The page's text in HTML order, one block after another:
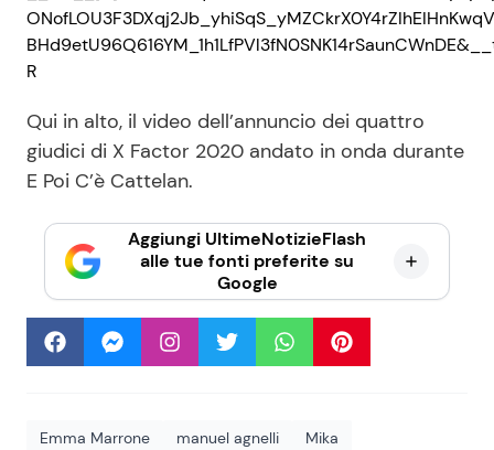
R
Qui in alto, il video dell’annuncio dei quattro
giudici di X Factor 2020 andato in onda durante
E Poi C’è Cattelan.
Aggiungi UltimeNotizieFlash
alle tue fonti preferite su
Google
Emma Marrone manuel agnelli
Mika